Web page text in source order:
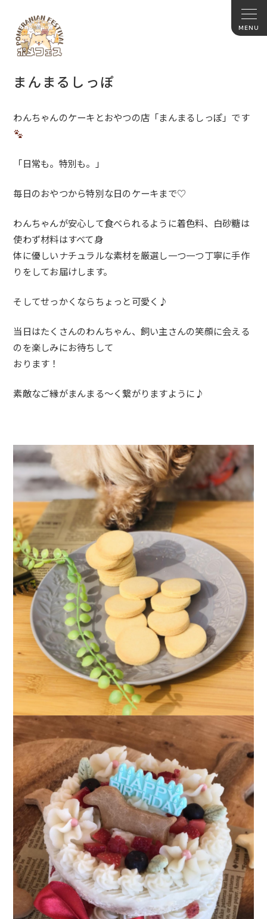
まんまるしっぽ
わんちゃんのケーキとおやつの店「まんまるしっぽ」です
「日常も。特別も。」
毎日のおやつから特別な日のケーキまで♡
わんちゃんが安心して食べられるように着色料、白砂糖は
使わず材料はすべて身
体に優しいナチュラルな素材を厳選し一つ一つ丁寧に手作
りをしてお届けします。
そしてせっかくならちょっと可愛く♪
当日はたくさんのわんちゃん、飼い主さんの笑顔に会える
のを楽しみにお待ちして
おります！
素敵なご縁がまんまる〜く繋がりますように♪